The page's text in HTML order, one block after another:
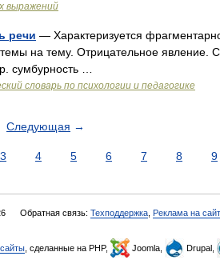
выражений
речи — Характеризуется
на тему. Отрицательное явление.
сумбурность …
словарь по психологии и педагогике
Следующая →
3 4 5 6 7 8 9
Обратная связь: Техподдержка Реклама на
, сделанные на PHP, Joomla, Drupal,